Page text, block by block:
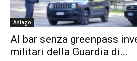
Asiago
Al bar senza greenpass
militari della Guardia di...